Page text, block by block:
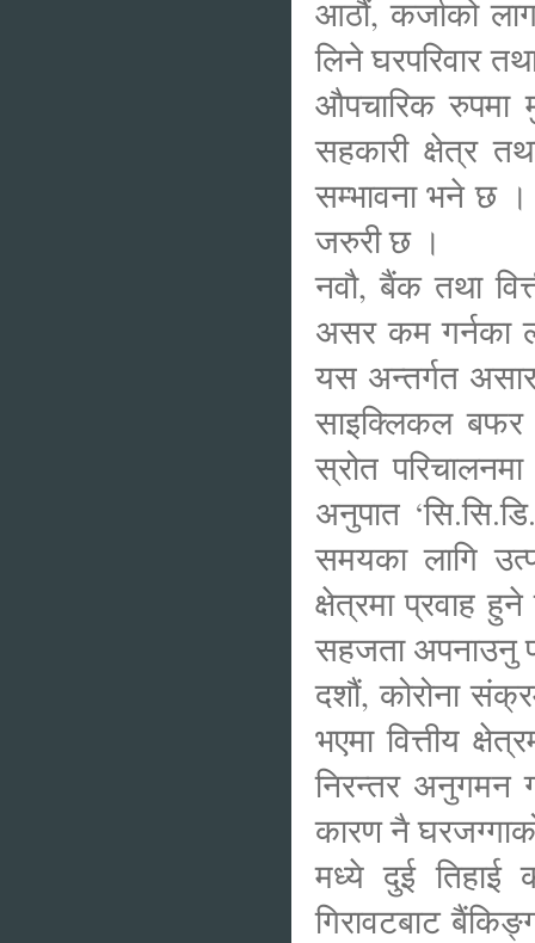
आठौं, कर्जाको
लिने घरपरिवार
औपचारिक रुपमा
सहकारी क्षेत्र
सम्भावना भने छ ।
जरुरी छ ।
नवौ, बैंक तथा
असर कम गर्नका
यस अन्तर्गत असार
साइक्लिकल बफर
स्रोत
अनुपात
समयका लागि
क्षेत्रमा प्रवाह
सहजता अपनाउनु
दशौं, कोरोना
भएमा वित्तीय
निरन्तर
कारण नै
मध्ये दुई तिहाई
गिरावटबाट